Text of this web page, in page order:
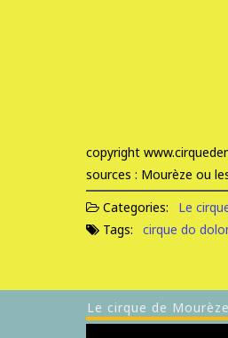
copyright
sources : Mourèze ou
Categories:
Le
Tags:
cirque do
Le cirque de Mourèze